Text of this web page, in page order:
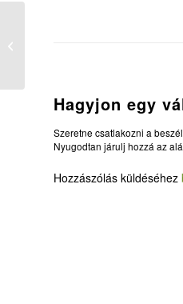
Hagyjon egy
Szeretne csatlakozni a
Nyugodtan járulj hozzá az
Hozzászólás küldéséhez